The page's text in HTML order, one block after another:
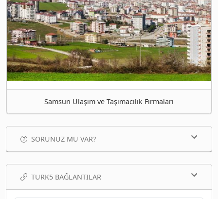
Samsun Ulaşım ve Taşımacılık Firmaları
SORUNUZ MU VAR?
TURK5 BAĞLANTILAR